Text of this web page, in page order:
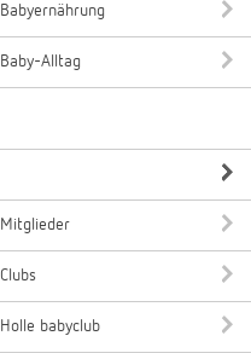
Babyernährung
Baby-Alltag
Mitglieder
Clubs
Holle babyclub